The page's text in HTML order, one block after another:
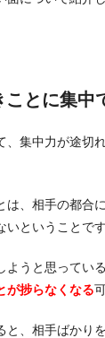
ことに集中
、集中力が途切
は、相手の都合
ということです
うと思っている
が捗らなくなる
と、相手ばかり